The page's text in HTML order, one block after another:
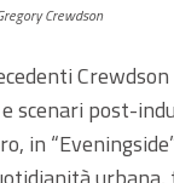
Crewdson
scenari post-
in